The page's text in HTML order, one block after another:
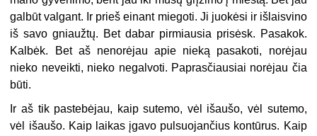
galbūt valgant. Ir prieš einant miegoti. Ji juokėsi ir išlaisvino
iš savo gniaužtų. Bet dabar pirmiausia prisėsk. Pasakok.
Kalbėk. Bet aš nenorėjau apie nieką pasakoti, norėjau
nieko neveikti, nieko negalvoti. Paprasčiausiai norėjau čia
būti.
Ir aš tik pastebėjau, kaip sutemo, vėl išaušo, vėl sutemo,
vėl išaušo. Kaip laikas įgavo pulsuojančius kontūrus. Kaip